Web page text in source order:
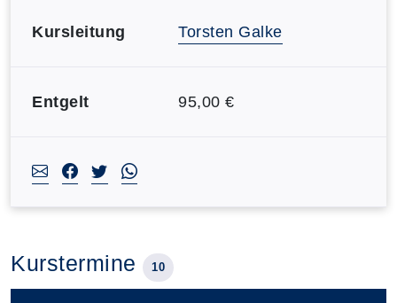
Kursleitung Torsten Galke
Entgelt 95,00 €
Kurstermine 10